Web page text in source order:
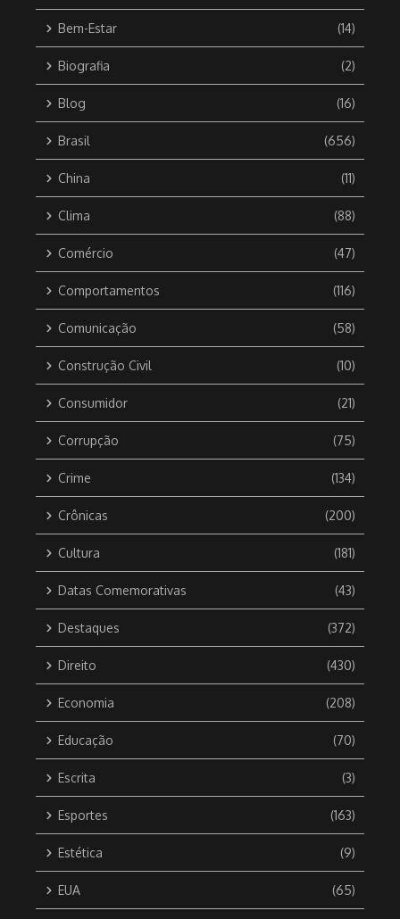
Bem-Estar (14)
Biografia (2)
Blog (16)
Brasil (656)
China (11)
Clima (88)
Comércio (47)
Comportamentos (116)
Comunicação (58)
Construção Civil (10)
Consumidor (21)
Corrupção (75)
Crime (134)
Crônicas (200)
Cultura (181)
Datas Comemorativas (43)
Destaques (372)
Direito (430)
Economia (208)
Educação (70)
Escrita (3)
Esportes (163)
Estética (9)
EUA (65)